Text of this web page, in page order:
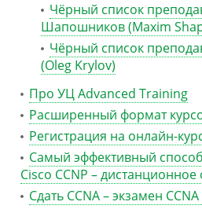
Чёрный список
Шапошников (Maxim
Чёрный список
(Oleg Krylov)
Про УЦ Advanced Training
Расширенный формат
Регистрация на онлайн-
Самый эффективный
Cisco CCNP –
Сдать CCNA – экзамен